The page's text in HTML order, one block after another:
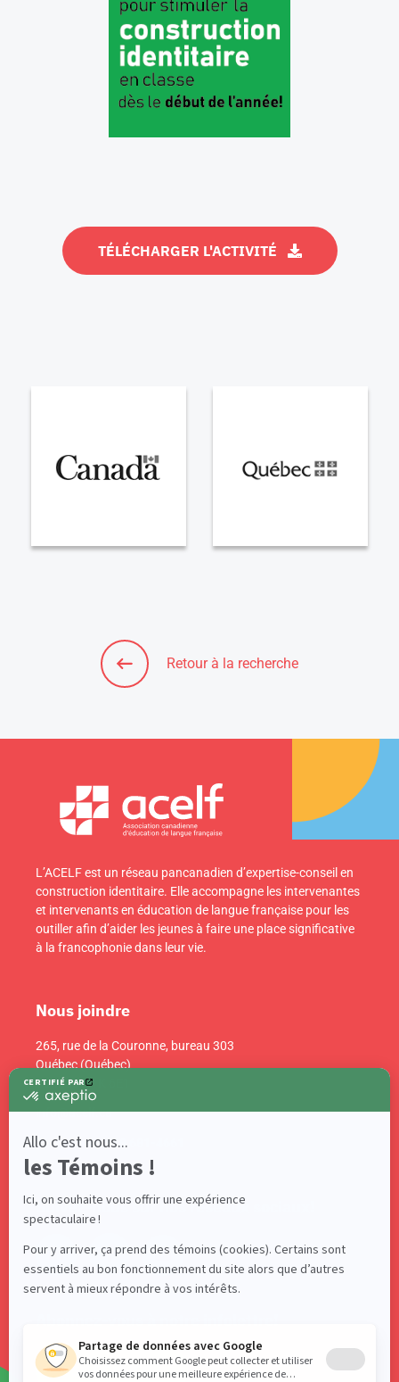
TÉLÉCHARGER L'ACTIVITÉ
Retour à la recherche
L’ACELF est un réseau pancanadien d’expertise-conseil en
construction identitaire. Elle accompagne les intervenantes
et intervenants en éducation de langue française pour les
outiller afin d’aider les jeunes à faire une place significative
à la francophonie dans leur vie.
Suivez-nous sur nos réseaux sociaux!
S'ABONNER
Nous joindre
265, rue de la Couronne, bureau 303
Québec (Québec)
Canada G1K 6E1
info@acelf.ca
Téléphone : 418 681-4661